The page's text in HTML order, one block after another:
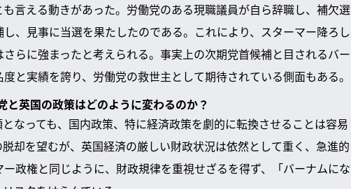
言える動きがあった。労働党のある現職議員が自ら辞職し、補欠選
、見事に当選を果たしたのである。これにより、スターマー降ろし
らに強まったと考えられる。事実上の次期党首候補と目されるバー
と実績を誇り、労働党の救世主として期待されている側面もある。
英国の政策はどのように変わるのか？
なっても、国内政策、特に経済政策を劇的に転換させることは容易
却を望むが、英国経済の厳しい財政状況は依然として重く、急進的
政権と同じように、財政規律を重視せざるを得ず、「バーナムにな